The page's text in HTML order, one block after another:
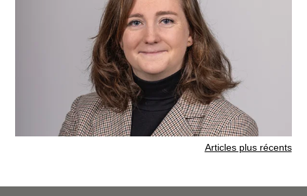
des
Articles plus récents